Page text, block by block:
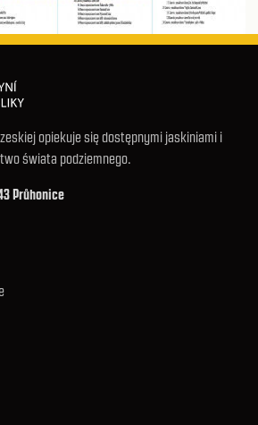
opiekuje się dostępnymi jaskiniami i
świata podziemnego.
Průhonice